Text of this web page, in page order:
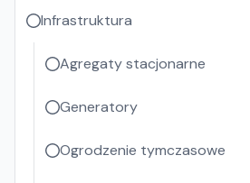
Infrastruktura
Agregaty stacjonarne
Generatory
Ogrodzenie tymczasowe